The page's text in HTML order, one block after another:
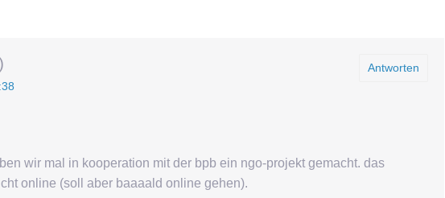
Antworten
wir mal in kooperation mit der bpb ein ngo-projekt gemacht. das
online (soll aber baaaald online gehen).